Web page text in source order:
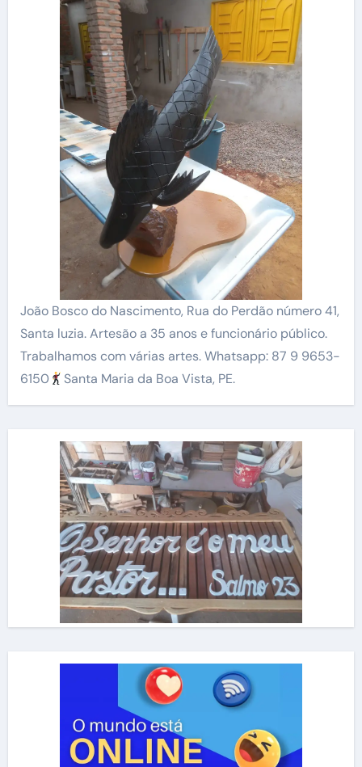
João Bosco do Nascimento, Rua do Perdão número 41,
Santa luzia. Artesão a 35 anos e funcionário público.
Trabalhamos com várias artes. Whatsapp: 87 9 9653-
6150
Santa Maria da Boa Vista, PE.